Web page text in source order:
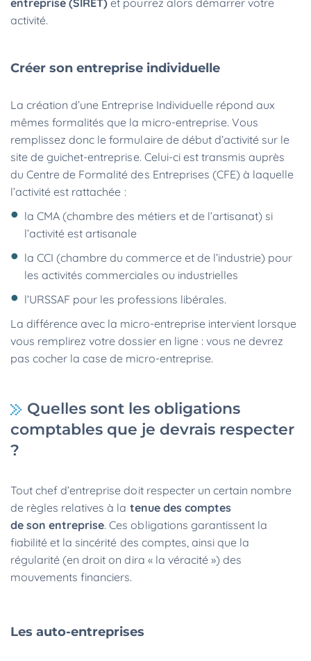
entreprise (SIRET)et pourrez alors démarrer votre
activité.
Créer son entreprise individuelle
La création d’une Entreprise Individuelle répond aux
mêmes formalités que la micro-entreprise. Vous
remplissez donc le formulaire de début d’activité sur le
site de guichet-entreprise. Celui-ci est transmis auprès
du Centre de Formalité des Entreprises (CFE) à laquelle
l’activité est rattachée :
la CMA (chambre des métiers et de l’artisanat) si
l’activité est artisanale
la CCI (chambre du commerce et de l’industrie) pour
les activités commerciales ou industrielles
l’URSSAF pour les professions libérales.
La différence avec la micro-entreprise intervient lorsque
vous remplirez votre dossier en ligne : vous ne devrez
pas cocher la case de micro-entreprise.
Quelles sont les obligations
comptables que je devrais respecter
?
Tout chef d’entreprise doit respecter un certain nombre
de règles relatives à la tenue des comptes
de son entreprise. Ces obligations garantissent la
fiabilité et la sincérité des comptes, ainsi que la
régularité (en droit on dira « la véracité ») des
mouvements financiers.
Les auto-entreprises